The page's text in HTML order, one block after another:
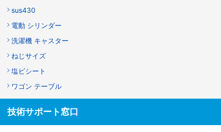
sus430
電動 シリンダー
洗濯機 キャスター
ねじサイズ
塩ビシート
ワゴン テーブル
技術サポート窓口